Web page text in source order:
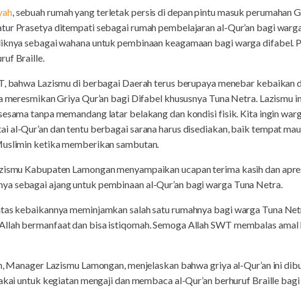
, sebuah rumah yang terletak persis di depan pintu masuk perumahan
Prasetya ditempati sebagai rumah pembelajaran al-Qur’an bagi
sebagai wahana untuk pembinaan keagamaan bagi warga difabel.
Braille.
bahwa Lazismu di berbagai Daerah terus berupaya menebar kebaikan
meresmikan Griya Qur’an bagi Difabel khususnya Tuna Netra. Lazismu
tanpa memandang latar belakang dan kondisi fisik. Kita ingin
al-Qur’an dan tentu berbagai sarana harus disediakan, baik tempat
ketika memberikan sambutan.
Kabupaten Lamongan menyampaikan ucapan terima kasih dan
sebagai ajang untuk pembinaan al-Qur’an bagi warga Tuna Netra.
kebaikannya meminjamkan salah satu rumahnya bagi warga Tuna
bermanfaat dan bisa istiqomah. Semoga Allah SWT membalas amal
Lazismu Lamongan, menjelaskan bahwa griya al-Qur’an ini
untuk kegiatan mengaji dan membaca al-Qur’an berhuruf Braille